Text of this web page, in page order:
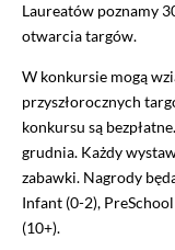
Laureatów poznamy
otwarcia targów.
W konkursie mogą
przyszłorocznych
konkursu są
grudnia. Każdy
zabawki. Nagrody
Infant (0-2),
(10+).